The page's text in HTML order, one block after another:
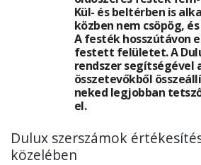
Kül- és beltérben is
közben nem csöpög,
A festék hosszútávon
festett felületet. A
rendszer segítségével
összetevőkből
neked legjobban
el.
Dulux szerszámok
közelében